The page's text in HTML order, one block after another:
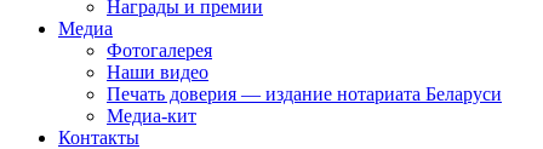
Награды и премии
Медиа
Фотогалерея
Наши видео
Печать доверия — издание нотариата Беларуси
Медиа-кит
Контакты